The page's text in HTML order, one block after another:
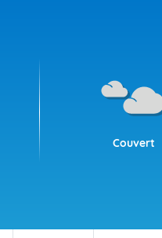
Couvert